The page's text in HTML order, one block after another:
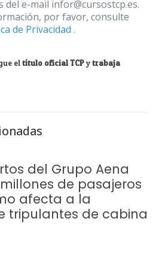
del e-mail infor@cursostcp.es.
por favor, consulte
de Privacidad .
eltítulo oficial TCPytrabaja
del Grupo Aena
de pasajeros
afecta a la
tripulantes de cabina